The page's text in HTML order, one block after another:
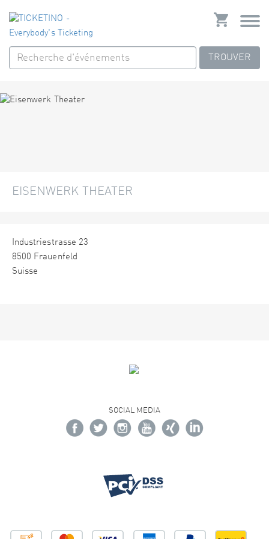
TROUVER
EISENWERK THEATER
Industriestrasse 23
8500 Frauenfeld
Suisse
SOCIAL MEDIA